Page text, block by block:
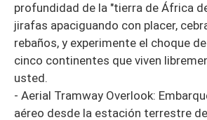
profundidad de la "tierra de África
jirafas apaciguando con placer,
rebaños, y experimente el choque
cinco continentes que viven
usted.
- Aerial Tramway Overlook:
aéreo desde la estación terrestre